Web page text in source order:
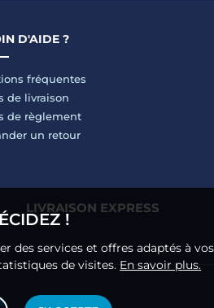
D'AIDE ?
fréquentes
de livraison
de règlement
un retour
LIVRAISON EXPRESS
!
services et offres adaptés à
de visites. En savoir plus.